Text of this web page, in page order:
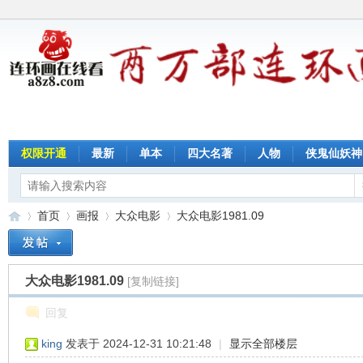
权限开通 最新 单本 四大名著 人物 侠鬼仙妖神
»
首页
›
画报
›
大众电影
›
大众电影1981.09
大众电影1981.09 [复制链接]
回复
king 发表于 2024-12-31 10:21:48 | 显示全部楼层